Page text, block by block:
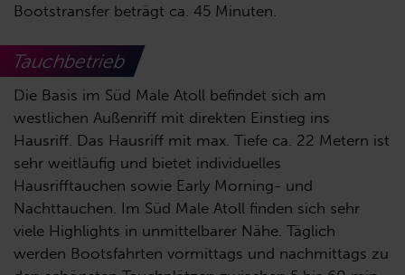
Bootstransfer beträgt ca. 45 Minuten.
Tauchbetrieb
Die Basis im Süd Male Atoll befindet sich am
westlichen Außenriff mit direkten Einstieg ins
Hausriff. Das Hausriff mit max. Tiefe ca. 22 Metern ist
sehr weitläufig und bietet individuelles
Hausrifftauchen sowie Early Morning- und
Nachttauchen. Im Süd Male Atoll finden sich sehr
viele Highlights in unmittelbarer Nähe. Täglich
werden Bootsfahrten vormittags und nachmittags zu